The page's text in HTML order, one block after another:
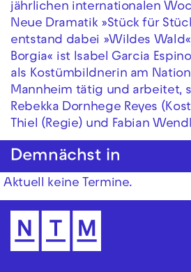
jährlichen internationalen
Neue Dramatik »Stück für
entstand dabei »Wildes
Borgia« ist Isabel Garcia
als Kostümbildnerin am
Mannheim tätig und arbeitet,
Rebekka Dornhege Reyes
Thiel (Regie) und Fabian
Demnächst in
Aktuell keine Termine.